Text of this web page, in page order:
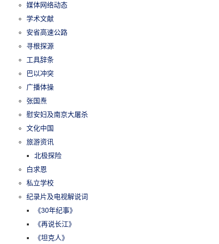
媒体网络动态
学术文献
安省高速公路
寻根探源
工具辞条
巴以冲突
广播体操
张国焘
慰安妇及南京大屠杀
文化中国
旅游资讯
北极探险
白求恩
私立学校
纪录片及电视解说词
《30年纪事》
《再说长江》
《坦克人》